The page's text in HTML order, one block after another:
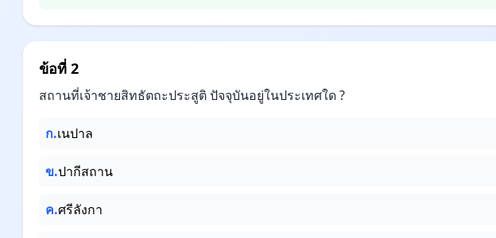
ข้อที่ 2
สถานที่เจ้าชายสิทธัตถะประสูติ ปัจจุบันอยู่ในประเทศใด ?
ก.เนปาล
ข.ปากีสถาน
ค.ศรีลังกา